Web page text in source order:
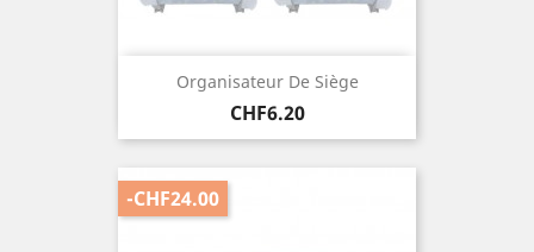
Organisateur De Siège
Price
CHF6.20
-CHF24.00